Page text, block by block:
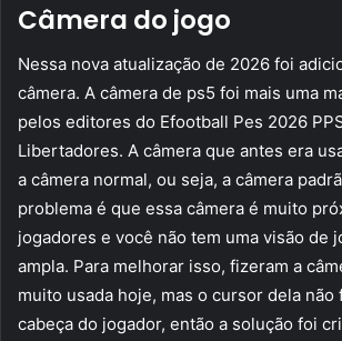
Câmera do jogo
Nessa nova atualização de 2026 foi
câmera. A câmera de ps5 foi mais uma
pelos editores do Efootball Pes 2026
Libertadores. A câmera que antes era
a câmera normal, ou seja, a câmera
problema é que essa câmera é muito
jogadores e você não tem uma visão de
ampla. Para melhorar isso, fizeram a
muito usada hoje, mas o cursor dela não
cabeça do jogador, então a solução foi